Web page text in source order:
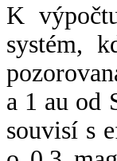
K
systém,
a 1 au od
souvisí s